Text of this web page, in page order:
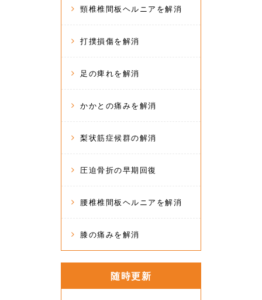
頸椎椎間板ヘルニアを解消
打撲損傷を解消
足の痺れを解消
かかとの痛みを解消
梨状筋症候群の解消
圧迫骨折の早期回復
腰椎椎間板ヘルニアを解消
膝の痛みを解消
随時更新